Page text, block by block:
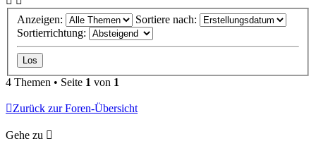
Anzeigen:
Sortiere nach:
Sortierrichtung:
4 Themen • Seite 1 von 1
Zurück zur Foren-Übersicht
Gehe zu